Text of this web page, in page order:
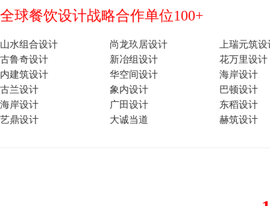
全球餐饮设计战略合作单位100+
山水组合设计 尚龙玖居设计
上瑞元筑
古鲁奇设计
新冶组设计
花万里设计
内建筑设计
华空间设计
海岸设计
古兰设计
象内设计
巴顿设计
海岸设计
广田设计
东稻设计
艺鼎设计
大诚当道 赫筑设计